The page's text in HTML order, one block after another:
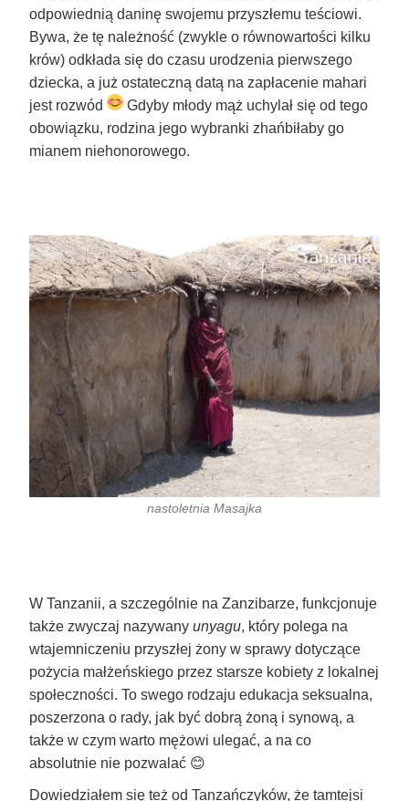
odpowiednią daninę swojemu przyszłemu teściowi.
Bywa, że tę należność (zwykle o równowartości kilku
krów) odkłada się do czasu urodzenia pierwszego
dziecka, a już ostateczną datą na zapłacenie mahari
jest rozwód
Gdyby młody mąż uchylał się od tego
obowiązku, rodzina jego wybranki zhańbiłaby go
mianem niehonorowego.
nastoletnia Masajka
W Tanzanii, a szczególnie na Zanzibarze, funkcjonuje
także zwyczaj nazywanyunyagu, który polega na
wtajemniczeniu przyszłej żony w sprawy dotyczące
pożycia małżeńskiego przez starsze kobiety z lokalnej
społeczności. To swego rodzaju edukacja seksualna,
poszerzona o rady, jak być dobrą żoną i synową, a
także w czym warto mężowi ulegać, a na co
absolutnie nie pozwalać 😊
Dowiedziałem się też od Tanzańczyków, że tamtejsi